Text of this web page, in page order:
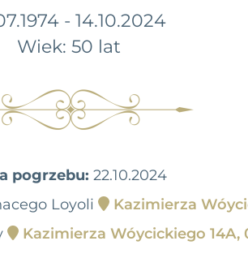
- 14.10.2024
Wiek: 50 lat
pogrzebu: 22.10.2024
Loyoli
Kazimierza
Kazimierza Wóycickiego 14A,